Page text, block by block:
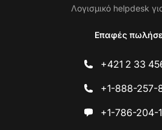
Λογισμικό helpdesk
Επαφές
+421 2 33
+1-888-257-
+1-786-204-